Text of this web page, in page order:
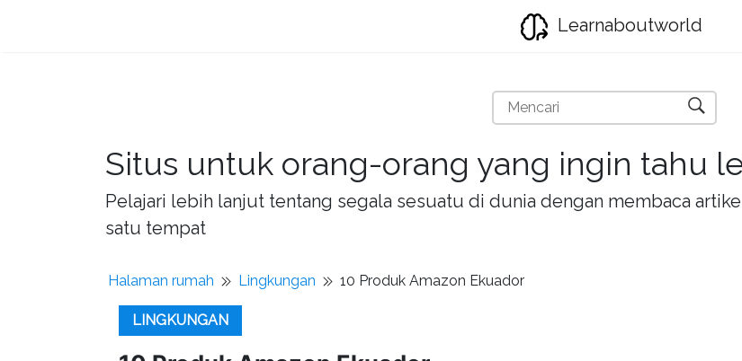
Learnaboutworld
Situs untuk orang-orang yang ingin tahu
Pelajari lebih lanjut tentang segala sesuatu di dunia dengan membaca
satu tempat
Halaman rumah Lingkungan 10 Produk Amazon Ekuador
LINGKUNGAN